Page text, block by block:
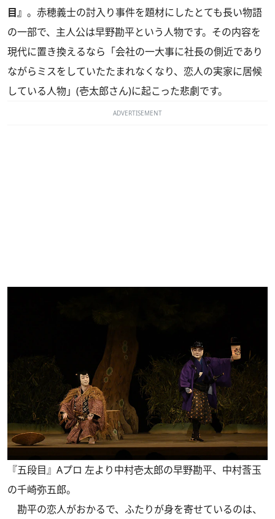
目』 。赤穂義士の討入り事件を題材にしたとても長い物語
の一部で、主人公は早野勘平という人物です。その内容を
現代に置き換えるなら「会社の一大事に社長の側近であり
ながらミスをしていたたまれなくなり、恋人の実家に居候
している人物」(壱太郎さん)に起こった悲劇です。
ADVERTISEMENT
『五段目』Aプロ 左より中村壱太郎の早野勘平、中村莟玉
の千崎弥五郎。
勘平の恋人がおかるで、ふたりが身を寄せているのは、